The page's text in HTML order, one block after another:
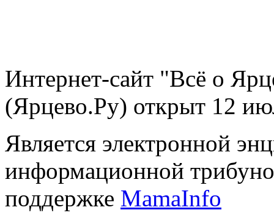
Интернет-сайт "Всё о
(Ярцево.Ру) открыт 12
Является электронной
информационной
поддержке MamaInfo